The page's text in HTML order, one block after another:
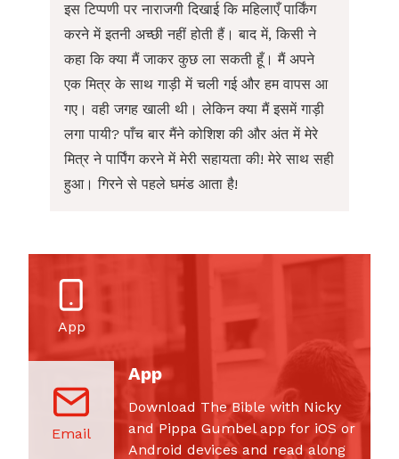
इस टिप्पणी पर नाराजगी दिखाई कि महिलाएँ पार्किंग
करने में इतनी अच्छी नहीं होती हैं। बाद में, किसी ने
कहा कि क्या मैं जाकर कुछ ला सकती हूँ। मैं अपने
एक मित्र के साथ गाड़ी में चली गई और हम वापस आ
गए। वही जगह खाली थी। लेकिन क्या मैं इसमें गाड़ी
लगा पायी? पाँच बार मैंने कोशिश की और अंत में मेरे
मित्र ने पार्पिंग करने में मेरी सहायता की! मेरे साथ सही
हुआ। गिरने से पहले घमंड आता है!
App
Download The Bible with Nicky
and Pippa Gumbel app for iOS or
Android devices and read along
App
Email